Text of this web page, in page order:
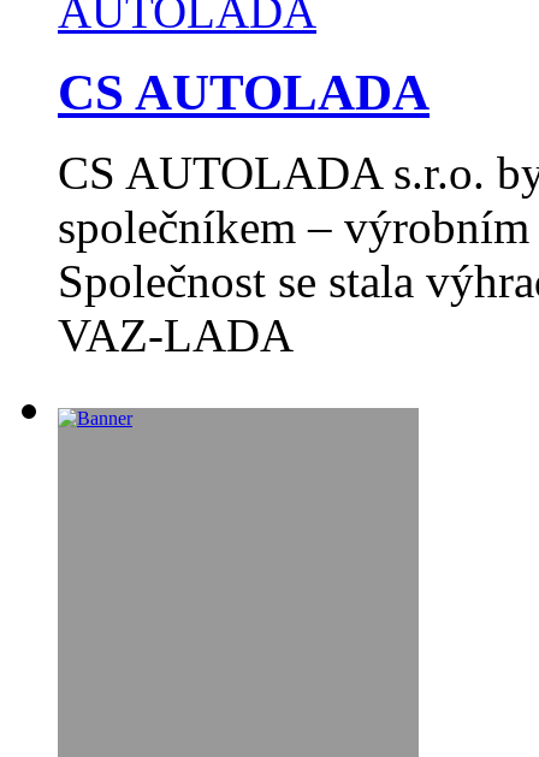
CS AUTOLADA
CS AUTOLADA s.r.o.
společníkem –
Společnost se stala
VAZ-LADA